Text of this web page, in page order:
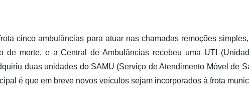
cinco ambulâncias para atuar nas chamadas remoções
de morte, e a Central de Ambulâncias recebeu uma UTI
duas unidades do SAMU (Serviço de Atendimento Móvel de
é que em breve novos veículos sejam incorporados à frota